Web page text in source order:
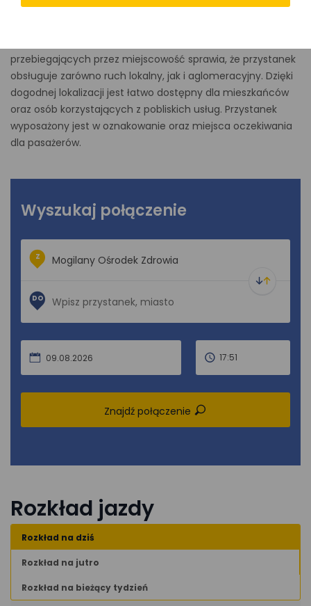
krakowskim, w województwie małopolskim, w bezpośrednim
przebiegających przez miejscowość sprawia, że przystanek
obsługuje zarówno ruch lokalny, jak i aglomeracyjny. Dzięki
dogodnej lokalizacji jest łatwo dostępny dla mieszkańców
oraz osób korzystających z pobliskich usług. Przystanek
wyposażony jest w oznakowanie oraz miejsca oczekiwania
dla pasażerów.
Wyszukaj połączenie
Z
DO
09.08.2026 17:51
Znajdź połączenie
Rozkład jazdy
Rozkład na dziś
Rozkład na jutro
Rozkład na bieżący tydzień